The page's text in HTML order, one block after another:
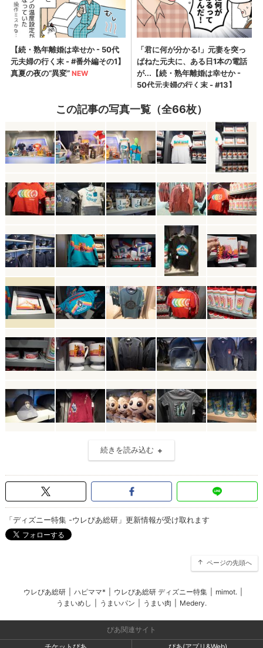
この記事の写真一覧（全66枚）
続きを読み込む
「ディズニー特集 -ウレぴあ総研」更新情報が受け取れます
ページの先頭へ
ウレぴあ総研 ハピママ* ウレぴあ総研 ディズニー特集 mimot.
うまいめし
うまいパン うまい肉 Medery.
ぴあ関連サイト